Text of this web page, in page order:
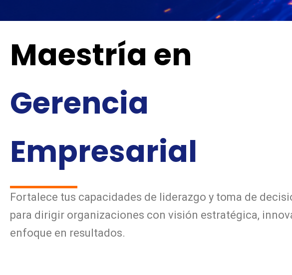
Maestría en
Gerencia
Empresarial
Fortalece tus capacidades de liderazgo y toma de
para dirigir organizaciones con visión estratégica,
enfoque en resultados.